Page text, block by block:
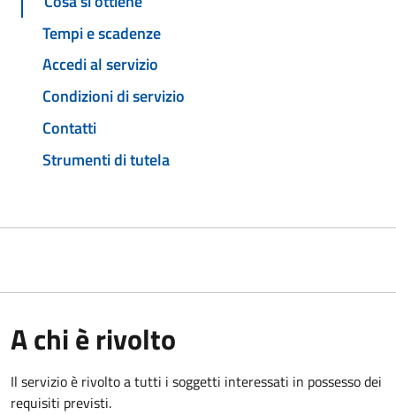
Tempi e scadenze
Accedi al servizio
Condizioni di servizio
Contatti
Strumenti di tutela
A chi è rivolto
Il servizio è rivolto a tutti i soggetti interessati in possesso dei
requisiti previsti.